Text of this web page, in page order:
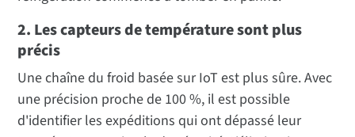
2. Les capteurs de température sont plus
précis
Une chaîne du froid basée sur IoT est plus sûre. Avec
une précision proche de 100 %, il est possible
d'identifier les expéditions qui ont dépassé leur